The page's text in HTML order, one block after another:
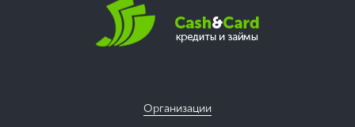
Организации